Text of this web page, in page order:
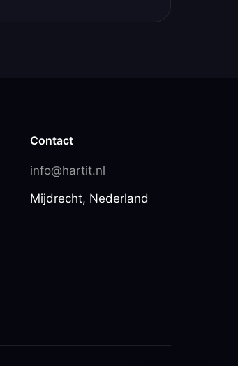
Contact
info@hartit.nl
Mijdrecht, Nederland